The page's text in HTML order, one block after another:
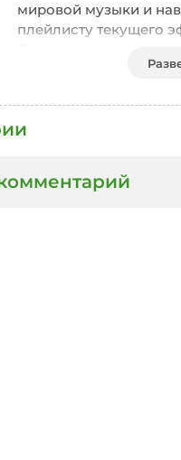
мировой музыки и
плейлисту текущего
Frank Sinatra, Elvis
Redding, Sam
композиции в
в хорошем